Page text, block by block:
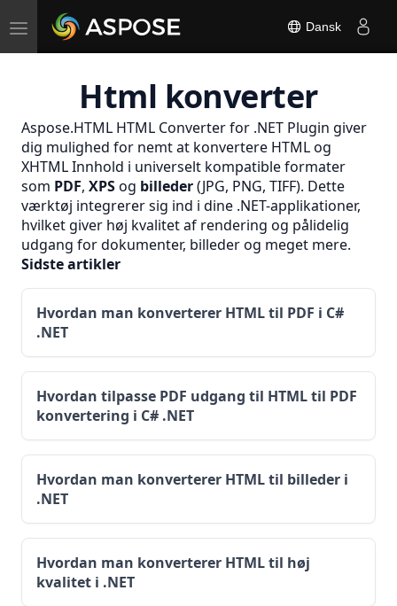
Toggle
navigation
Dansk
Html konverter
Aspose.HTML HTML Converter for .NET Plugin giver
dig mulighed for nemt at konvertere HTML og
XHTMLInnhold i universelt kompatible formater
som PDF, XPSog billeder(JPG, PNG, TIFF). Dette
værktøj integrerer sig ind i dine .NET-applikationer,
hvilket giver høj kvalitet af rendering og pålidelig
udgang for dokumenter, billeder og meget mere.
Sidste artikler
Hvordan man konverterer HTML til PDF i C#
.NET
Hvordan tilpasse PDF udgang til HTML til PDF
konvertering i C# .NET
Hvordan man konverterer HTML til billeder i
.NET
Hvordan man konverterer HTML til høj
kvalitet i .NET